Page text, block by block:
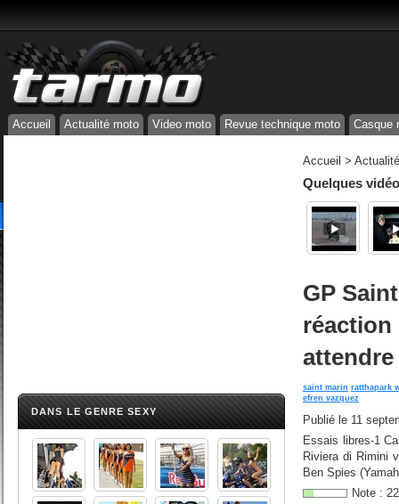
Accueil Actualité moto Video moto Revue technique moto Casque
DANS LE GENRE SEXY
Accueil >
Quelques
GP
réaction
attendre
saint marin ratthapark
efren vazquez
Publié le 11
Essais libres-1
Riviera di Rimini
Ben Spies
Note : 22